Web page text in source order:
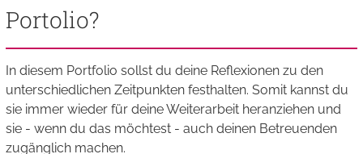
Portolio?
In diesem Portfolio sollst du deine Reflexionen zu den
unterschiedlichen Zeitpunkten festhalten. Somit kannst du
sie immer wieder für deine Weiterarbeit heranziehen und
sie - wenn du das möchtest - auch deinen Betreuenden
zugänglich machen.